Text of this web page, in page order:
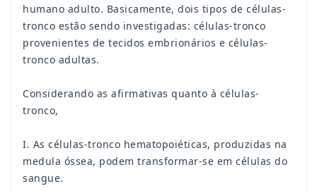
humano adulto. Basicamente, dois tipos de células-
tronco estão sendo investigadas: células-tronco
provenientes de tecidos embrionários e células-
tronco adultas.
Considerando as afirmativas quanto à células-
tronco,
I. As células-tronco hematopoiéticas, produzidas na
medula óssea, podem transformar-se em células do
sangue.